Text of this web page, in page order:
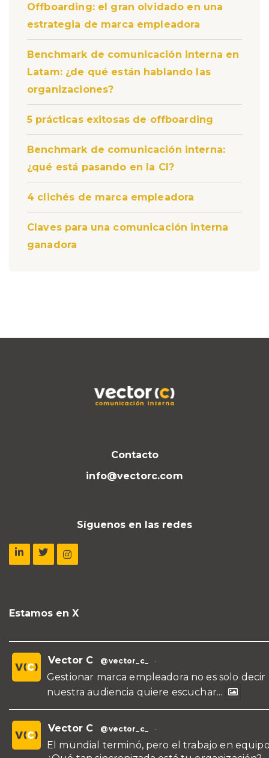
Offboarding: el gran olvidado en una
estrategia de marca empleadora
Benchmark de comunicación interna en
Latam: ¿de qué están hablando las
organizaciones?
5 prácticas exitosas de offboarding
Benchmark de comunicación interna:
¿qué está pasando en la CI?
4 clichés de marca empleadora
Claves para una comunicación interna
ganadora
Contacto
info@vectorc.com
Síguenos en las redes
Estamos en X
Vector C @vector_c_ ·
Gestionar marca empleadora no es solo
nuestra audiencia quiere escuchar...
Vector C @vector_c_ ·
El mundial terminó, pero el trabajo en